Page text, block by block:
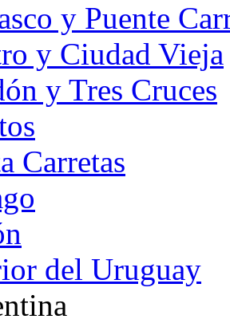
y Puente
y Ciudad Vieja
y Tres Cruces
Carretas
del Uruguay